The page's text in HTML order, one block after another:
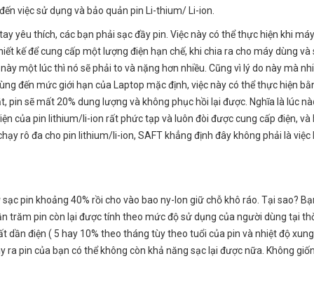
việc sử dụng và bảo quản pin Li-thium/ Li-ion.
yêu thích, các bạn phải sạc đầy pin. Việc này có thể thực hiện khi
kế để cung cấp một lượng điện hạn chế, khi chia ra cho máy dùng
một lúc thì nó sẽ phải to và nặng hơn nhiều. Cũng vì lý do này mà
đến mức giới hạn của Laptop mặc định, việc này có thể thực hiện
pin sẽ mất 20% dung lượng và không phục hồi lại được. Nghĩa là lúc
của pin lithium/li-ion rất phức tạp và luôn đòi được cung cấp điện,
rô đa cho pin lithium/li-ion, SAFT khẳng định đây không phải là
pin khoảng 40% rồi cho vào bao ny-lon giữ chỗ khô ráo. Tại sao?
trăm pin còn lại được tính theo mức độ sử dụng của người dùng tại
dần điện ( 5 hay 10% theo tháng tùy theo tuổi của pin và nhiệt độ
ra pin của bạn có thể không còn khả năng sạc lại được nữa. Không